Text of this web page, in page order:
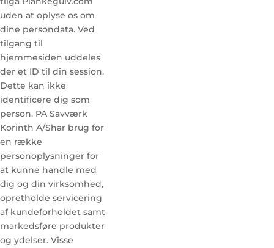
uden at oplyse os om
dine persondata. Ved
tilgang til
hjemmesiden uddeles
der et ID til din session.
Dette kan ikke
identificere dig som
person. PA Savværk
Korinth A/Shar brug for
en række
personoplysninger for
at kunne handle med
dig og din virksomhed,
opretholde servicering
af kundeforholdet samt
markedsføre produkter
og ydelser. Visse